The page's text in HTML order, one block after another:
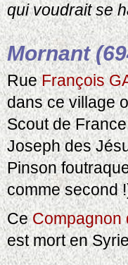
qui voudrait se
Mornant
RueFrançois
dans ce village
Scout de
Joseph des
Pinson
comme second
CeCompagnon
est mort en